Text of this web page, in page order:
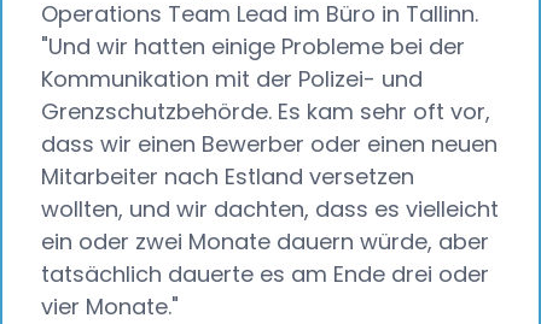
Operations Team Lead im Büro in Tallinn.
"Und wir hatten einige Probleme bei der
Kommunikation mit der Polizei- und
Grenzschutzbehörde. Es kam sehr oft vor,
dass wir einen Bewerber oder einen neuen
Mitarbeiter nach Estland versetzen
wollten, und wir dachten, dass es vielleicht
ein oder zwei Monate dauern würde, aber
tatsächlich dauerte es am Ende drei oder
vier Monate."